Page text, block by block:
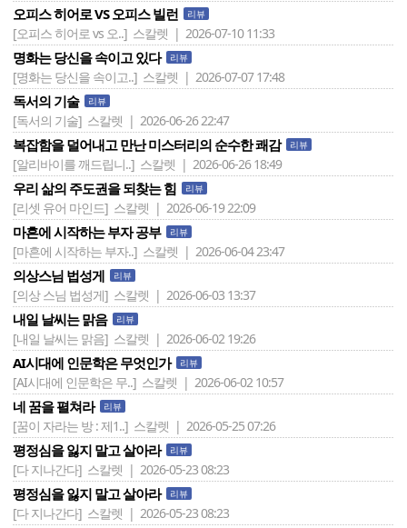
오피스 히어로 VS 오피스 빌런 리뷰
[오피스 히어로 vs 오..] 스칼렛 | 2026-07-10 11:33
명화는 당신을 속이고 있다 리뷰
[명화는 당신을 속이고..] 스칼렛 | 2026-07-07 17:48
독서의 기술 리뷰
[독서의 기술] 스칼렛 | 2026-06-26 22:47
복잡함을 덜어내고 만난 미스터리의 순수한 쾌감 리뷰
[알리바이를 깨드립니..] 스칼렛 | 2026-06-26 18:49
우리 삶의 주도권을 되찾는 힘 리뷰
[리셋 유어 마인드] 스칼렛 | 2026-06-19 22:09
마흔에 시작하는 부자 공부 리뷰
[마흔에 시작하는 부자..] 스칼렛 | 2026-06-04 23:47
의상스님 법성게 리뷰
[의상 스님 법성게] 스칼렛 | 2026-06-03 13:37
내일 날씨는 맑음 리뷰
[내일 날씨는 맑음] 스칼렛 | 2026-06-02 19:26
AI시대에 인문학은 무엇인가 리뷰
[AI시대에 인문학은 무..] 스칼렛 | 2026-06-02 10:57
네 꿈을 펼쳐라 리뷰
[꿈이 자라는 방 : 제1..] 스칼렛 | 2026-05-25 07:26
평정심을 잃지 말고 살아라 리뷰
[다 지나간다] 스칼렛 | 2026-05-23 08:23
평정심을 잃지 말고 살아라 리뷰
[다 지나간다] 스칼렛 | 2026-05-23 08:23